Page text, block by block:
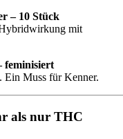
– 10 Stück
mit
feminisiert
Ein Muss für Kenner.
als nur THC